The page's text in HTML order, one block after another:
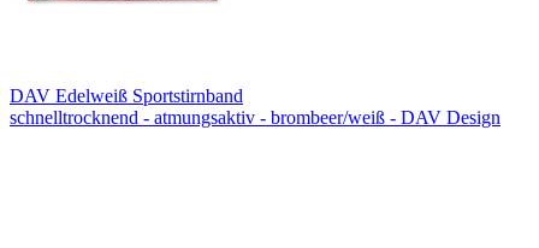
DAV Edelweiß Sportstirnband
schnelltrocknend - atmungsaktiv - brombeer/weiß - DAV Design